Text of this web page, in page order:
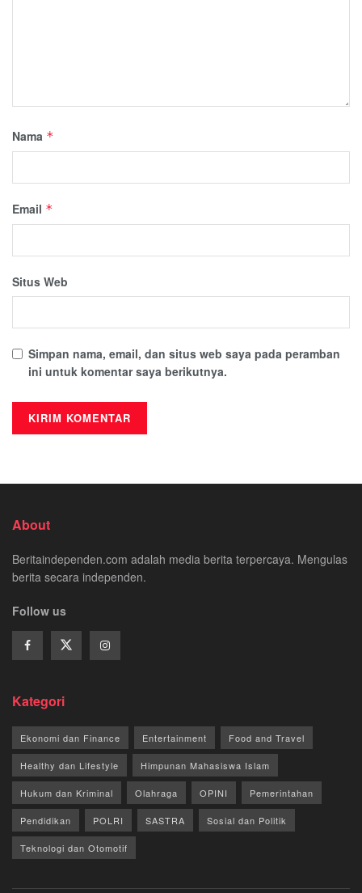
Nama *
Email *
Situs Web
Simpan nama, email, dan situs web saya pada peramban
ini untuk komentar saya berikutnya.
About
Beritaindependen.com adalah media berita terpercaya. Mengulas
berita secara independen.
Follow us
Kategori
Ekonomi dan Finance Entertainment Food and Travel
Healthy dan Lifestyle Himpunan Mahasiswa Islam
Hukum dan Kriminal Olahraga OPINI Pemerintahan
Pendidikan POLRI SASTRA Sosial dan Politik
Teknologi dan Otomotif